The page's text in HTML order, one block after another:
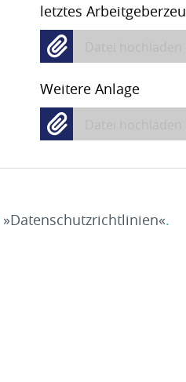
letztes
Weitere Anlage
Datenschutzrichtlinien .